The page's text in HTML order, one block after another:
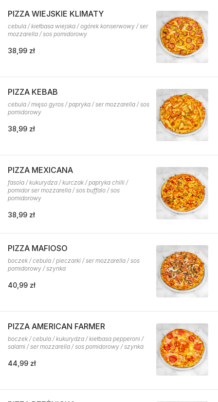
PIZZA WIEJSKIE KLIMATY
cebula / kiełbasa wiejska / ogórek konserwowy / ser
mozzarella / sos pomidorowy
38,99 zł
PIZZA KEBAB
cebula / mięso gyros / papryka / ser mozzarella / sos
pomidorowy
38,99 zł
PIZZA MEXICANA
fasola / kukurydza / kurczak / papryka chilli /
pomidor ser mozzarella / sos buffalo / sos
pomidorowy
38,99 zł
PIZZA MAFIOSO
boczek / cebula / pieczarki / ser mozzarella / sos
pomidorowy / szynka
40,99 zł
PIZZA AMERICAN FARMER
boczek / cebula / kukurydza / kiełbasa pepperoni /
salami / ser mozzarella / sos pomidorowy / szynka
44,99 zł